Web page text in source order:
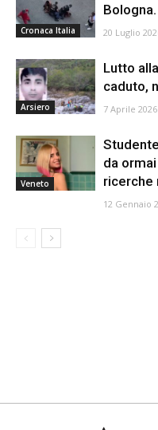
Cronaca Italia 20 Luglio
Arsiero
Lutto
caduto,
7 Aprile 2026
Veneto
da
ricerche
12 Gennaio